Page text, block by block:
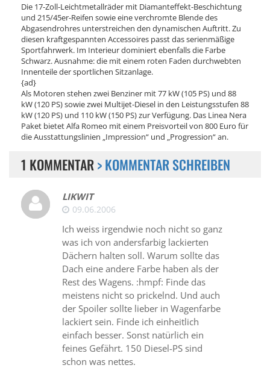
Die 17-Zoll-Leichtmetallräder mit Diamanteffekt-Beschichtung
und 215/45er-Reifen sowie eine verchromte Blende des
Abgasendrohres unterstreichen den dynamischen Auftritt. Zu
diesen kraftgespannten Accessoires passt das serienmäßige
Sportfahrwerk. Im Interieur dominiert ebenfalls die Farbe
Schwarz. Ausnahme: die mit einem roten Faden durchwebten
Innenteile der sportlichen Sitzanlage.
{ad}
Als Motoren stehen zwei Benziner mit 77 kW (105 PS) und 88
kW (120 PS) sowie zwei Multijet-Diesel in den Leistungsstufen 88
kW (120 PS) und 110 kW (150 PS) zur Verfügung. Das Linea Nera
Paket bietet Alfa Romeo mit einem Preisvorteil von 800 Euro für
die Ausstattungslinien „Impression“ und „Progression“ an.
1 KOMMENTAR> KOMMENTAR SCHREIBEN
LIKWIT
09.06.2006
Ich weiss irgendwie noch nicht so ganz
was ich von andersfarbig lackierten
Dächern halten soll. Warum sollte das
Dach eine andere Farbe haben als der
Rest des Wagens. :hmpf: Finde das
meistens nicht so prickelnd. Und auch
der Spoiler sollte lieber in Wagenfarbe
lackiert sein. Finde ich einheitlich
einfach besser. Sonst natürlich ein
feines Gefährt. 150 Diesel-PS sind
schon was nettes.